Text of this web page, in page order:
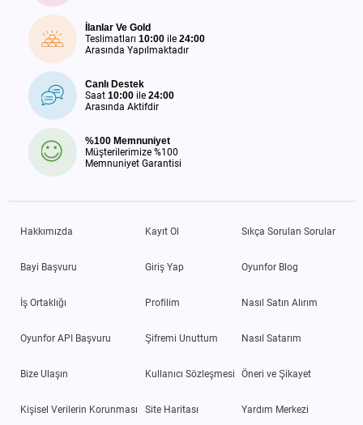
İlanlar Ve Gold
Teslimatları 10:00 ile 24:00
Arasında Yapılmaktadır
Canlı Destek
Saat 10:00 ile 24:00
Arasında Aktifdir
%100 Memnuniyet
Müşterilerimize %100
Memnuniyet Garantisi
Hakkımızda
Bayi Başvuru
İş Ortaklığı
Oyunfor API Başvuru
Bize Ulaşın
Kişisel Verilerin Korunması
Kayıt Ol
Giriş Yap
Profilim
Şifremi Unuttum
Kullanıcı Sözleşmesi
Site Haritası
Sıkça Sorulan Sorular
Oyunfor Blog
Nasıl Satın Alırım
Nasıl Satarım
Öneri ve Şikayet
Yardım Merkezi